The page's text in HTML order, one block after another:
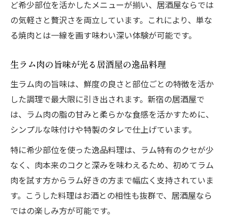
ど希少部位を活かしたメニューが揃い、居酒屋ならでは
の気軽さと贅沢さを両立しています。これにより、単な
る焼肉とは一線を画す味わい深い体験が可能です。
生ラム肉の旨味が光る居酒屋の逸品料理
生ラム肉の旨味は、鮮度の良さと部位ごとの特徴を活か
した調理で最大限に引き出されます。新宿の居酒屋で
は、ラム肉の脂の甘みと柔らかな食感を活かすために、
シンプルな味付けや特製のタレで仕上げています。
特に希少部位を使った逸品料理は、ラム特有のクセが少
なく、肉本来のコクと深みを味わえるため、初めてラム
肉を試す方からラム好きの方まで幅広く支持されていま
す。こうした料理はお酒との相性も抜群で、居酒屋なら
ではの楽しみ方が可能です。